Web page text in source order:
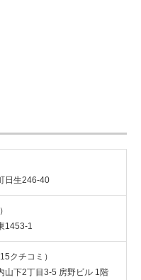
日生246-40
1453-1
クチコミ）
山下2丁目3-5 房野ビル 1階